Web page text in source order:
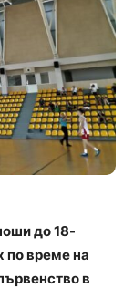
до 18-
по време на
в